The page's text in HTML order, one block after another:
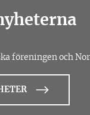
föreningen och